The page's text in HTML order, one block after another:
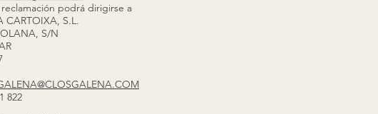
podrá dirigirse a
CARTOIXA, S.L.
S/N
822